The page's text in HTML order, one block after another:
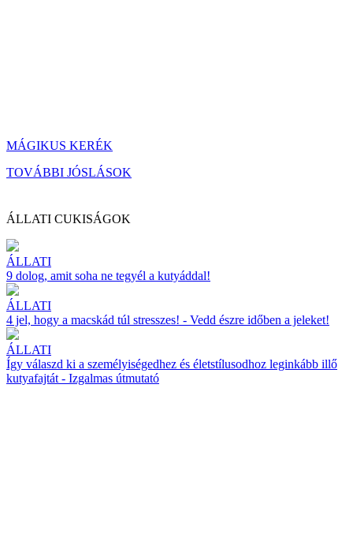
MÁGIKUS KERÉK
TOVÁBBI JÓSLÁSOK
ÁLLATI CUKISÁGOK
ÁLLATI
9 dolog, amit soha ne tegyél a kutyáddal!
ÁLLATI
4 jel, hogy a macskád túl stresszes! - Vedd észre időben a jeleket!
ÁLLATI
Így válaszd ki a személyiségedhez és életstílusodhoz leginkább illő
kutyafajtát - Izgalmas útmutató